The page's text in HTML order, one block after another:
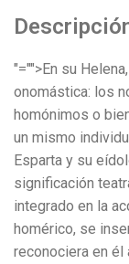
"="">En su
onomástica: los
homónimos o
un mismo
Esparta y su
significación
integrado en la
homérico, se
reconociera en él